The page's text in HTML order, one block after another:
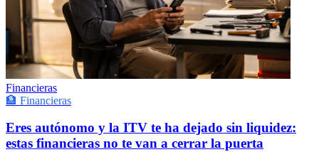
Financieras
🏦 Financieras
Eres autónomo y la ITV te ha dejado sin liquidez:
estas financieras no te van a cerrar la puerta